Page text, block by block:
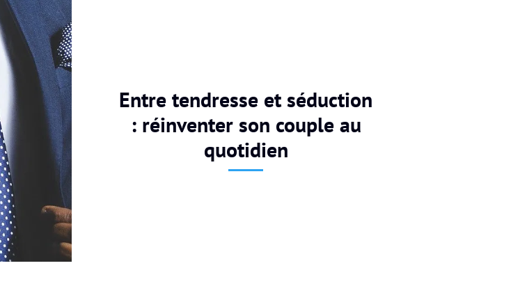
Entre tendresse et séduction
: réinventer son couple au
quotidien